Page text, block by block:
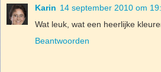
Karin 14 september 2010 om
Wat leuk, wat een heerlijke
Beantwoorden